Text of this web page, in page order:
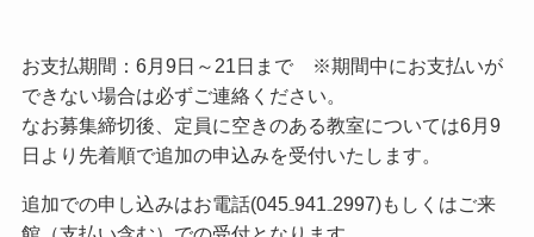
お支払期間：6月9日～21日まで ※期間中にお支払いが
できない場合は必ずご連絡ください。
なお募集締切後、定員に空きのある教室については6月9
日より先着順で追加の申込みを受付いたします。
追加での申し込みはお電話(045₋941₋2997)もしくはご来